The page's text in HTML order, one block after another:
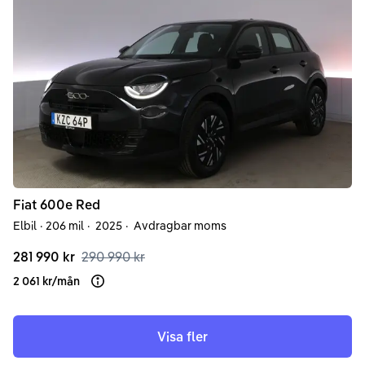
Fiat 600e Red
Elbil · 206 mil · 2025 · Avdragbar moms
281 990 kr 290 990 kr
2 061 kr/mån Läs mer om finansiering
Visa fler